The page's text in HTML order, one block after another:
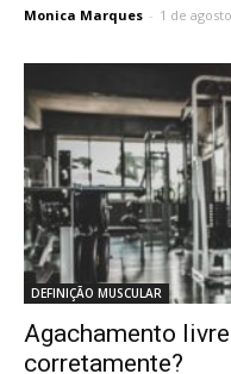
Monica Marques - 1 de
DEFINIÇÃO MUSCULAR
Agachamento
corretamente?